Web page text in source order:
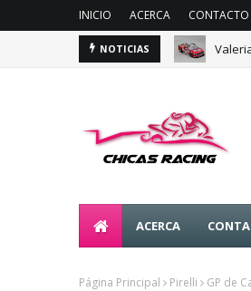
INICIO ACERCA CONTACTO
NOTICIAS
ACERCA
Página Principal Pirelli GP de